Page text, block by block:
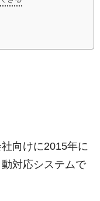
向けに2015年に
対応システムで